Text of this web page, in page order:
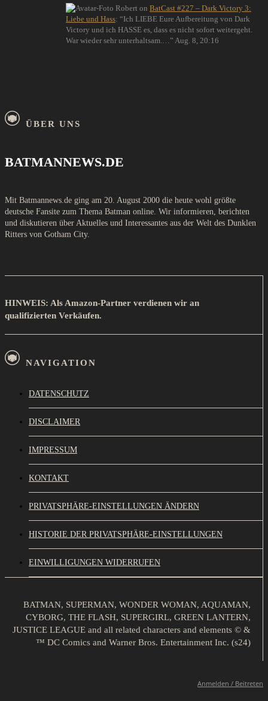
Robert on BatCast #227 – Dark Victory 3:
Liebe und Hass: “Ich LIEBE Eure Aufbereitung von Dark
Victory und ich HASSE es, dass es nicht sofort weitergeht.
War wieder sehr unterhaltsam.… ” Aug. 8, 20:16
ÜBER UNS
BATMANNEWS.DE
Mit Batmannews.de ging am 20. August 2000 die heute wohl größte
deutsche Fansite zum Thema Batman online. Wir informieren, berichten
und diskutieren über Aktuelles und Interessantes aus der Welt des Dunklen
Ritters von Gotham City.
HINWEIS: Als Amazon-Partner verdienen wir an
qualifizierten Verkäufen.
NAVIGATION
DATENSCHUTZ
DISCLAIMER
IMPRESSUM
KONTAKT
PRIVATSPHÄRE-EINSTELLUNGEN ÄNDERN
HISTORIE DER PRIVATSPHÄRE-EINSTELLUNGEN
EINWILLIGUNGEN WIDERRUFEN
BATMAN, SUPERMAN, WONDER WOMAN, AQUAMAN,
CYBORG, THE FLASH, SUPERGIRL, GREEN LANTERN,
JUSTICE LEAGUE and all related characters and elements © &
™ DC Comics and Warner Bros. Entertainment Inc. (s24)
Anmelden / Beitreten